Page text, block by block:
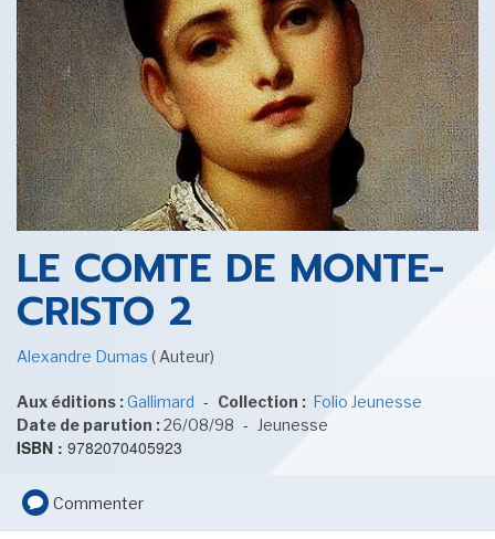
SENSE OF WONDER
CINÉMA ET SÉRIES
LES ACTUALITÉS DE J.R.R. TOLKIEN
LE COMTE DE MONTE-
CRISTO 2
Alexandre Dumas ( Auteur)
Aux éditions :Gallimard - Collection : Folio Jeunesse
Date de parution :26/08/98 - Jeunesse
ISBN : 9782070405923
Commenter